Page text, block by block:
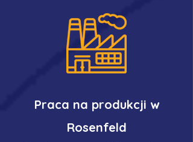
Praca na produkcji w
Rosenfeld